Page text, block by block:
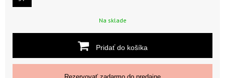
Na sklade
Pridať do košíka
Rezervovať zadarmo do predajne